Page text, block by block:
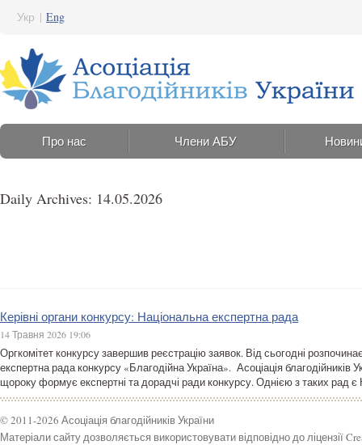
Укр | Eng
Про нас Члени АБУ
Daily Archives: 14.05.2026
Керівні органи конкурсу: Національна експертна рада
14 Травня 2026 19:06
Оргкомітет конкурсу завершив реєстрацію заявок. Від сьогодні
експертна рада конкурсу «Благодійна Україна». Асоціація
щороку формує експертні та дорадчі ради конкурсу. Однією з таких рад
© 2011-2026 Асоціація благодійників України
Матеріали сайту дозволяється використовувати відповідно до ліцензії